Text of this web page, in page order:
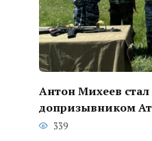
Антон Михеев
допризывником
339